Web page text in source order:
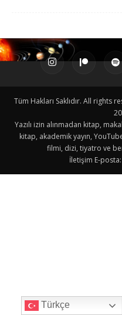
Tüm Hakları Saklıdır. All rights
Yazılı izin alınmadan kitap,
kitap, akademik yayın,
filmi, dizi, tiyatro ve
İletişim E-posta:
Türkçe